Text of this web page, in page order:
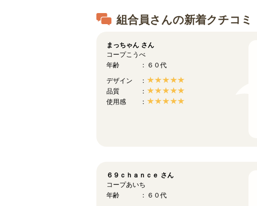
組合員さんの新着クチコミ
まっちゃん さん
コープこうべ
年齢
６０代
デザイン
品質
使用感
６９ｃｈａｎｃｅ さん
コープあいち
年齢
６０代